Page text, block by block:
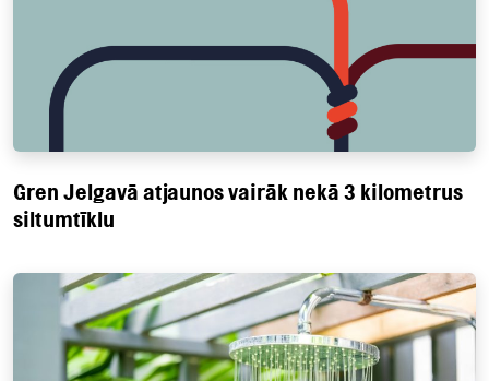
Gren Jelgavā atjaunos vairāk nekā 3 kilometrus
siltumtīklu